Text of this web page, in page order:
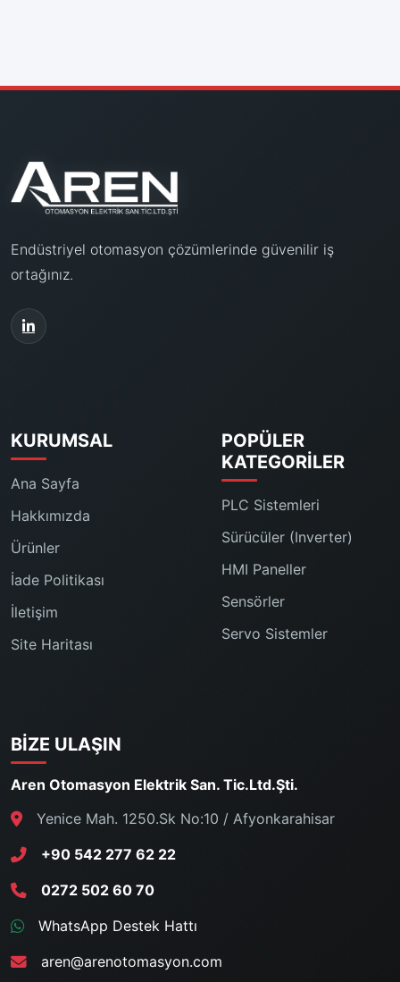
Endüstriyel otomasyon çözümlerinde güvenilir iş
ortağınız.
KURUMSAL
Ana Sayfa
Hakkımızda
Ürünler
İade Politikası
İletişim
Site Haritası
POPÜLER
KATEGORILER
PLC Sistemleri
Sürücüler (Inverter)
HMI Paneller
Sensörler
Servo Sistemler
BIZE ULAŞIN
Aren Otomasyon Elektrik San. Tic.Ltd.Şti.
Yenice Mah. 1250.Sk No:10 / Afyonkarahisar
+90 542 277 62 22
0272 502 60 70
WhatsApp Destek Hattı
aren@arenotomasyon.com